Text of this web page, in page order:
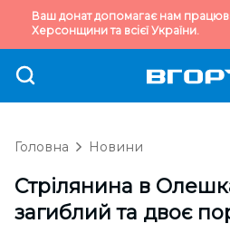
Ваш донат допомагає нам
Херсонщини та всієї України.
Головна Новини
Стрілянина в
загиблий та двоє